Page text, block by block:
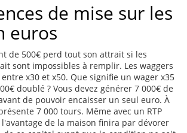
de mise sur les
euros
de 500€ perd tout son attrait si les
sont impossibles à remplir. Les waggers
x30 et x50. Que signifie un wager x35
doublé ? Vous devez générer 7 000€ de
de pouvoir encaisser un seul euro. À
7 000 tours. Même avec un RTP
l'avantage de la maison finira par dévorer